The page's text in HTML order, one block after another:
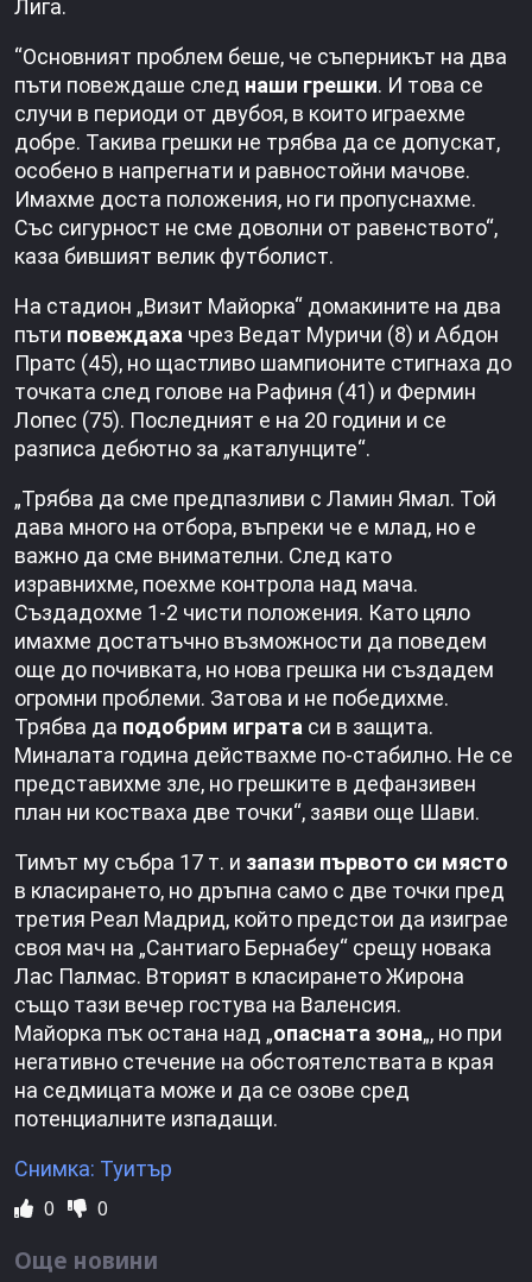
Лига.
“Основният проблем беше, че съперникът на два
пъти повеждаше след наши грешки. И това се
случи в периоди от двубоя, в които играехме
добре. Такива грешки не трябва да се допускат,
особено в напрегнати и равностойни мачове.
Имахме доста положения, но ги пропуснахме.
Със сигурност не сме доволни от равенството“,
каза бившият велик футболист.
На стадион „Визит Майорка“ домакините на два
пъти повеждаха чрез Ведат Муричи (8) и Абдон
Пратс (45), но щастливо шампионите стигнаха до
точката след голове на Рафиня (41) и Фермин
Лопес (75). Последният е на 20 години и се
разписа дебютно за „каталунците“.
„Трябва да сме предпазливи с Ламин Ямал. Той
дава много на отбора, въпреки че е млад, но е
важно да сме внимателни. След като
изравнихме, поехме контрола над мача.
Създадохме 1-2 чисти положения. Като цяло
имахме достатъчно възможности да поведем
още до почивката, но нова грешка ни създадем
огромни проблеми. Затова и не победихме.
Трябва да подобрим играта си в защита.
Миналата година действахме по-стабилно. Не се
представихме зле, но грешките в дефанзивен
план ни костваха две точки“, заяви още Шави.
Тимът му събра 17 т. и запази първото си място
в класирането, но дръпна само с две точки пред
третия Реал Мадрид, който предстои да изиграе
своя мач на „Сантиаго Бернабеу“ срещу новака
Лас Палмас. Вторият в класирането Жирона
също тази вечер гостува на Валенсия.
Майорка пък остана над „опасната зона„, но при
негативно стечение на обстоятелствата в края
на седмицата може и да се озове сред
потенциалните изпадащи.
Снимка: Туитър
0 0
Още новини